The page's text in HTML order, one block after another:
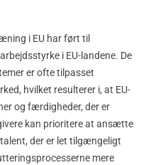
i EU har ført til
i EU-landene. De
er ofte tilpasset
hvilket resulterer i, at EU-
og færdigheder, der er
kan prioritere at ansætte
der er let tilgængeligt
mere